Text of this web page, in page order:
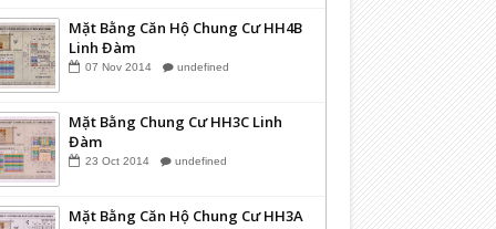
Mặt Bằng Căn Hộ Chung Cư HH4B
Linh Đàm
07 Nov 2014 undefined
Mặt Bằng Chung Cư HH3C Linh
Đàm
23 Oct 2014 undefined
Mặt Bằng Căn Hộ Chung Cư HH3A